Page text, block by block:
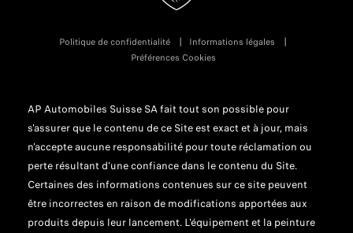
Politique de confidentialité
Informations légales
Préférences Cookies
AP Automobiles Suisse SA fait tout son possible pour
s'assurer que le contenu de ce Site est exact et à jour, mais
n'accepte aucune responsabilité pour toute réclamation ou
perte résultant d'une confiance dans le contenu du Site.
Certaines des informations contenues sur ce site peuvent
être incorrectes en raison de modifications apportées aux
produits depuis leur lancement. L'équipement et la peinture